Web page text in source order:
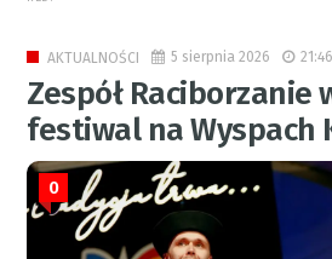
AKTUALNOŚCI 5 sierpnia 2026 21:46
Zespół Raciborzanie
festiwal na Wyspach
0